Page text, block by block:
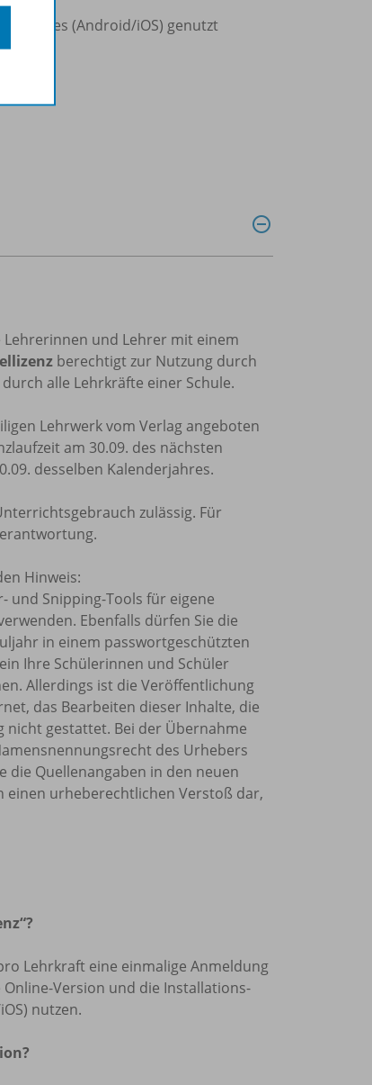
(Android/iOS) genutzt
und Lehrer mit einem
berechtigt zur Nutzung durch
alle Lehrkräfte einer Schule.
Lehrwerk vom Verlag angeboten
am 30.09. des nächsten
desselben Kalenderjahres.
zulässig. Für
Hinweis:
und Snipping-Tools für eigene
Ebenfalls dürfen Sie die
in einem passwortgeschützten
Ihre Schülerinnen und Schüler
Allerdings ist die Veröffentlichung
das Bearbeiten dieser Inhalte, die
gestattet. Bei der Übernahme
des Urhebers
die Quellenangaben in den neuen
einen urheberechtlichen Verstoß dar,
Lehrkraft eine einmalige Anmeldung
Version und die Installations-
nutzen.